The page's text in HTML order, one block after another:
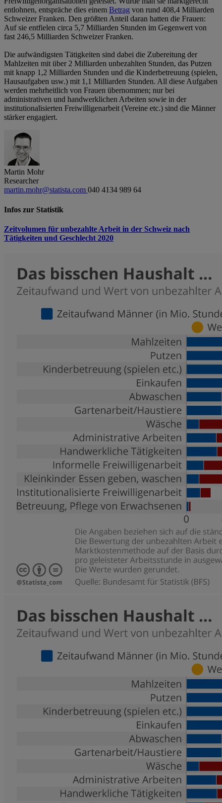
entlohnen, entspräche dies einem Betrag von rund 408,4 Milliarden
Schweizer Franken. Den größten Anteil daran hatten die Frauen:
Auf sie entfielen circa 5,7 Milliarden Stunden im Gegenwert von
fast 246,5 Milliarden Schweizer Franken.
Die aufwändigsten Tätigkeiten sind dabei die Zubereitung der
Mahlzeiten mit über 2 Milliarden unbezahlten Stunden, das Putzen
mit knapp 1,2 Milliarden Stunden und die Kinderbetreuung (spielen,
Hausaufgaben usw.) mit 1,1 Milliarden Stunden. All diese Aufgaben
werden mehrheitlich von Frauen übernommen; nur bei
administrativen und handwerklichen Arbeiten sowie in der
institutionalisierten Freiwilligenarbeit (Vereine etc.) sind die Männer
stärker engagiert.
Martin Mohr
Researcher
martin.mohr@statista.com 040 4134 989 64
Infos zur Statistik
Zeitvolumen für unbezahlte Arbeit in der Schweiz nach
Tätigkeiten und Geschlecht 2020